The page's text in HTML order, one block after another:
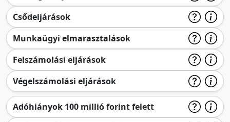
Csődeljárások
Munkaügyi elmarasztalások
Felszámolási eljárások
Végelszámolási eljárások
Adóhiányok 100 millió forint felett